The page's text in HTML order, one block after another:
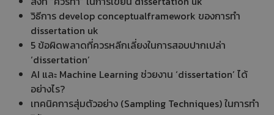
วิธีการ develop conceptualframework ของการทำ
dissertation uk
5 ข้อผิดพลาดที่ควรหลีกเลี่ยงในการสอบปากเปล่า
‘dissertation’
AI และ Machine Learning ช่วยงาน ‘dissertation’ ได้
อย่างไร?
เทคนิคการสุ่มตัวอย่าง (Sampling Techniques) ในการทำ